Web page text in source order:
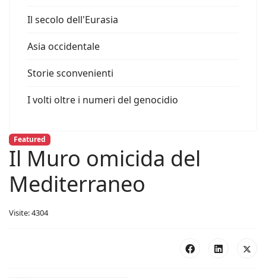
Il secolo dell'Eurasia
Asia occidentale
Storie sconvenienti
I volti oltre i numeri del genocidio
Featured
Il Muro omicida del
Mediterraneo
Visite: 4304